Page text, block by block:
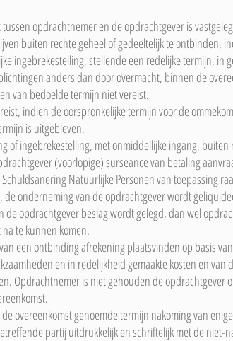
opdrachtnemer en de opdrachtgever is
buiten rechte geheel of gedeeltelijk te ontbinden,
ingebrekestelling, stellende een redelijke termijn, in
anders dan door overmacht, binnen de
van bedoelde termijn niet vereist.
indien de oorspronkelijke termijn voor de
is uitgebleven.
of ingebrekestelling, met onmiddellijke ingang,
(voorlopige) surseance van betaling
Natuurlijke Personen van toepassing
onderneming van de opdrachtgever wordt
de opdrachtgever beslag wordt gelegd, dan wel
te kunnen komen.
een ontbinding afrekening plaatsvinden op basis
en in redelijkheid gemaakte kosten en van
Opdrachtnemer is niet gehouden de opdrachtgever
overeenkomst genoemde termijn nakoming van
partij uitdrukkelijk en schriftelijk met de niet-